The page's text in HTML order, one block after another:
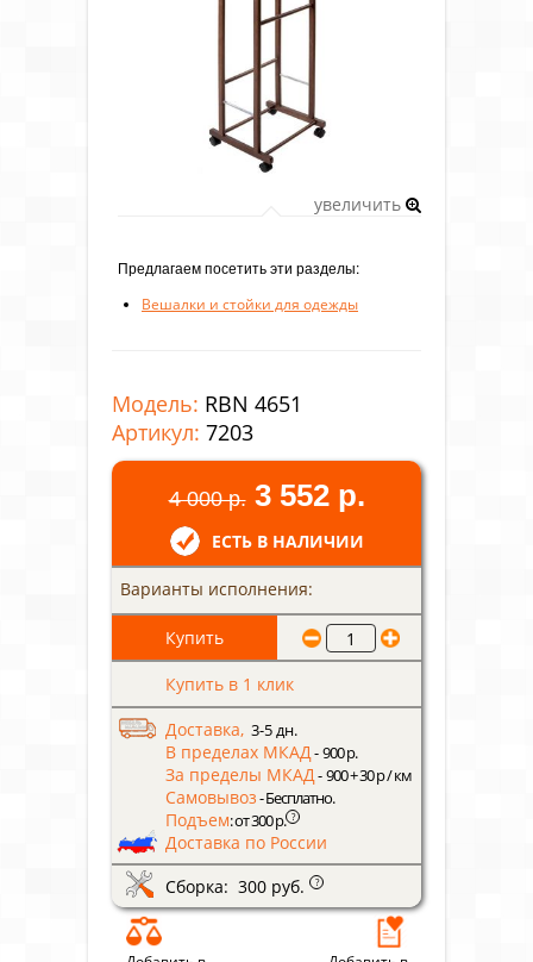
увеличить
Предлагаем посетить эти разделы:
Вешалки и стойки для одежды
Модель: RBN 4651
Артикул: 7203
4 000 р. 3 552 р.
ЕСТЬ В НАЛИЧИИ
Варианты исполнения:
Купить в 1 клик
Доставка, 3-5 дн.
В пределах МКАД- 900 р.
За пределы МКАД- 900 + 30 р / км
Самовывоз- Бесплатно.
Подъем: от 300 р. ?
Доставка по России
Сборка: 300 руб.
?